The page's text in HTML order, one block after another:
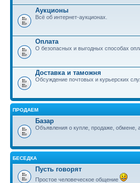
Аукционы
Всё об интернет-аукционах.
Оплата
О безопасных и выгодных способах
Доставка и таможня
Обсуждение почтовых и курьерских
ПРОДАЕМ
Базар
Объявления о купле, продаже, обмене,
БЕСЕДКА
Пусть говорят
Простое человеческое общение